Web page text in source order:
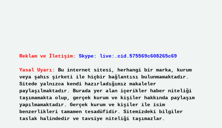
Reklam ve İletişim: Skype: live:.cid.575569c608265c69
Yasal Uyarı:
Bu internet sitesi, herhangi bir marka, kurum
veya şahıs şirketi ile hiçbir bağlantısı bulunmamaktadır.
Sitede yalnızca kendi hazırladığımız makaleler
paylaşılmaktadır. Burada yer alan içerikler haber niteliği
taşımamakta olup, gerçek kurum ve kişiler hakkında paylaşım
yapılmamaktadır. Gerçek kurum ve kişiler ile isim
benzerlikleri tamamen tesadüfidir. Sitemizdeki bilgiler
taslak halindedir ve tavsiye niteliği taşımazlar.